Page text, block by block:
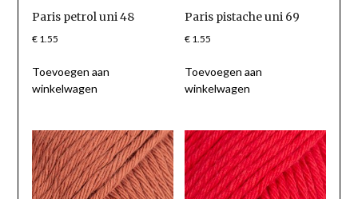
Paris petrol uni 48
€1.55
Toevoegen aan
winkelwagen
Paris pistache uni 69
€ 1.55
Toevoegen aan
winkelwagen